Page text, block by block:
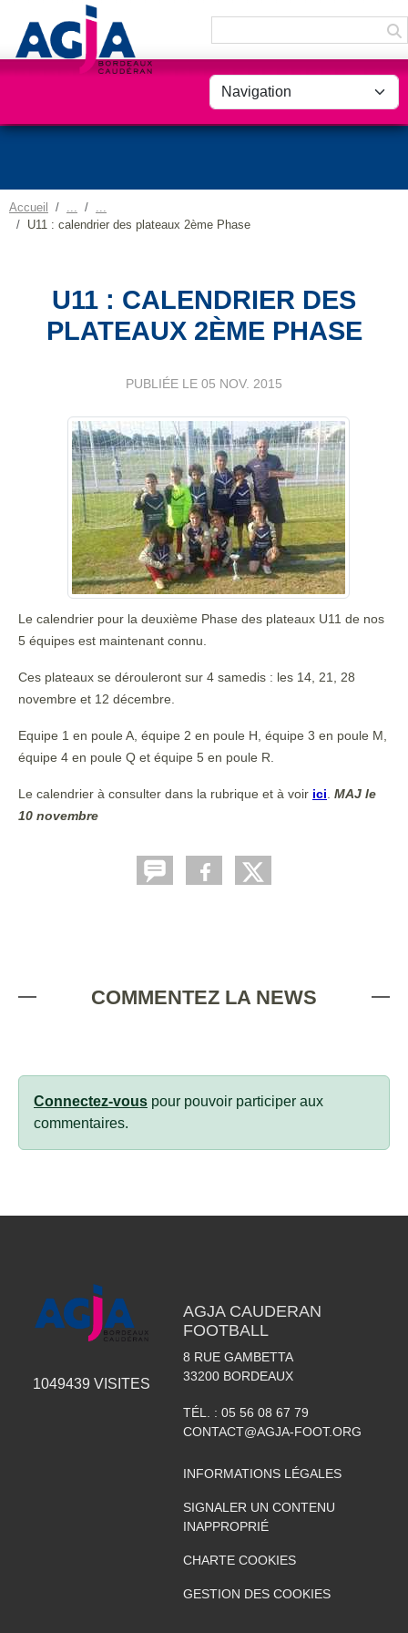
Accueil
U11 : calendrier des plateaux 2ème Phase
U11 : CALENDRIER DES
PLATEAUX 2ÈME PHASE
PUBLIÉE LE 05 NOV. 2015
Le calendrier pour la deuxième Phase des plateaux U11 de nos
5 équipes est maintenant connu.
Ces plateaux se dérouleront sur 4 samedis : les 14, 21, 28
novembre et 12 décembre.
Equipe 1 en poule A, équipe 2 en poule H, équipe 3 en poule M,
équipe 4 en poule Q et équipe 5 en poule R.
Le calendrier à consulter dans la rubrique et à voir ici MAJ le
10 novembre
COMMENTEZ LA NEWS
Connectez-vous pour pouvoir participer aux
commentaires.
1049439 VISITES
AGJA CAUDERAN
FOOTBALL
8 RUE GAMBETTA
33200 BORDEAUX
TÉL. : 05 56 08 67 79
CONTACT@AGJA-FOOT.ORG
INFORMATIONS LÉGALES
SIGNALER UN CONTENU
INAPPROPRIÉ
CHARTE COOKIES
GESTION DES COOKIES
Panneau de gestion des cookies